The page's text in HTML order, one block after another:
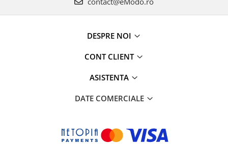
DESPRE NOI
CONT CLIENT
ASISTENTA
DATE COMERCIALE